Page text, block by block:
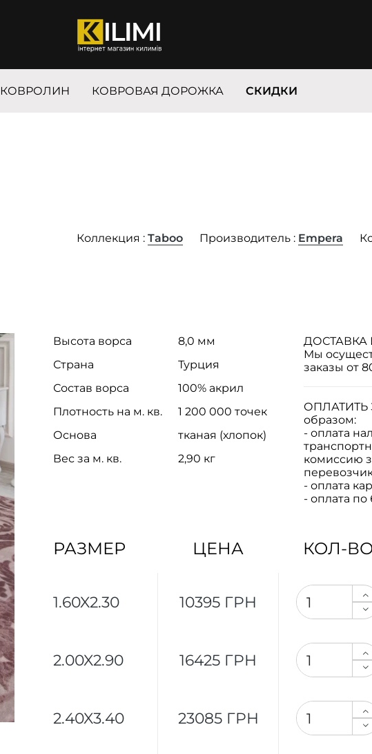
КОВРОЛИН КОВРОВАЯ ДОРОЖКА СКИДКИ
Коллекция :Taboo Производитель : Empera
Высота ворса
8,0 мм
Страна
Турция
Состав ворса
100% акрил
Плотность на м. кв.
1 200 000 точек
Основа
тканая (хлопок)
Вес за м. кв.
2,90 кг
ДОСТАВКА
Мы
заказы от
ОПЛАТИТЬ
образом:
- оплата
комиссию
- оплата
- оплата
РАЗМЕР ЦЕНА КОЛ-ВО
1.60X2.30 10395 ГРН
2.00X2.90 16425 ГРН
2.40X3.40 23085 ГРН